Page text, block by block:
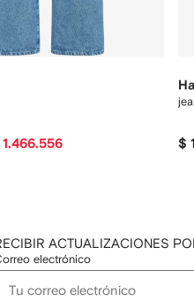
$
ACTUALIZACIONES
electrónico